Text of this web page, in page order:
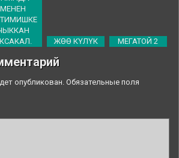
МЕНЕН
ЖӨӨ КҮЛҮК МЕГАТОЙ 2
опубликован. Обязательные поля